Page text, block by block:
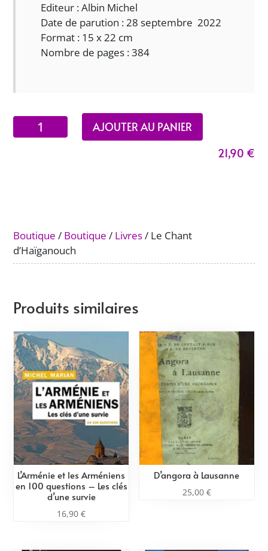
Editeur :Albin Michel
Date de parution : 28 septembre 2022
Format : 15 x 22 cm
Nombre de pages : 384
quantité
de
AJOUTER AU PANIER
21,90 €
Boutique / Boutique / Livres/ Le Chant
d’Haïganouch
Produits similaires
L’Arménie et les Arméniens
en 100 questions – Les clés
d’une survie
16,90€
D’angora à Lausanne
25,00 €